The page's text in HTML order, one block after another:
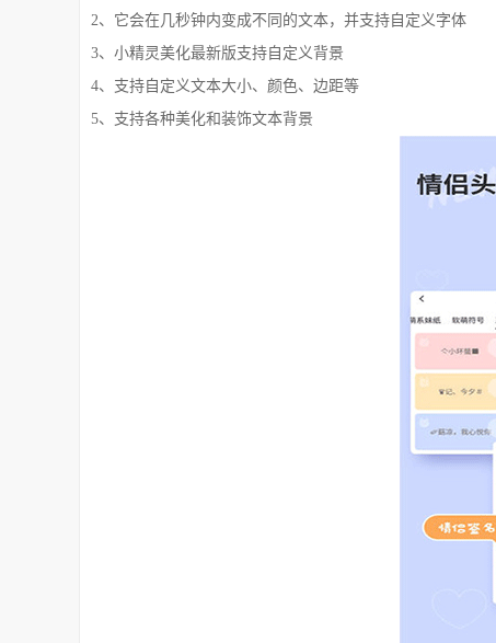
2、它会在几秒钟内变成不同的文本，并支持自定义字体
3、小精灵美化最新版支持自定义背景
4、支持自定义文本大小、颜色、边距等
5、支持各种美化和装饰文本背景